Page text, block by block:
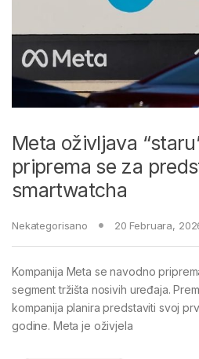
Meta oživljava
priprema se za
smartwatcha
Nekategorisano 20 Februara,
Kompanija Meta se navodno
segment tržišta nosivih uređaja.
kompanija planira predstaviti svoj
godine. Meta je oživjela